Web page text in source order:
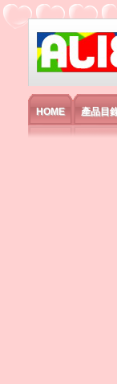
艾利
HOME 產品目